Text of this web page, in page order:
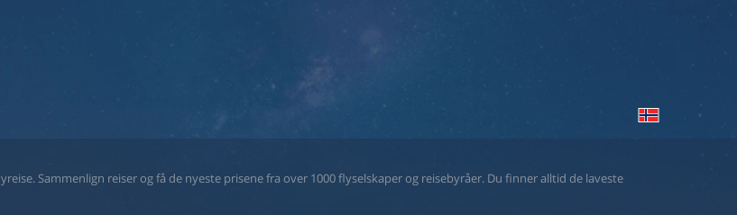
Sammenlign reiser og få de nyeste prisene fra over 1000 flyselskaper og reisebyråer. Du finner alltid de laveste